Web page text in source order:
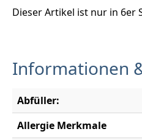
Dieser Artikel ist nur in 6er
Informationen
Abfüller:
Allergie Merkmale